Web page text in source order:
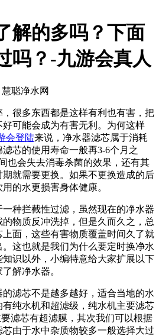
解的多吗？下面
吗？-九游会真人
慧聪净水网
很多东西都是这样有利也有害，把
可能会成为有害无利。为何这样
会登陆来说，净水器滤芯属于消耗
芯的使用寿命一般再3-6个月之
也会失去消毒杀菌的效果，还有其
就需要更换。如果不更换造成的后
的水更损害身体健康。
拦截性过滤，虽然现在的净水器
物质反冲洗掉，但是久而久之，总
面，这些有害物质覆盖时间久了就
这也就是我们为什么要定时换净水
识以外，小编特意给大家扩展以下
解净水器。
芯不是越多越好，适合当地的水
纯水机和超滤级，纯水机主要滤芯
滤芯有超滤膜，其次我们可以根据
由于水中杂质物较多一般选择大过